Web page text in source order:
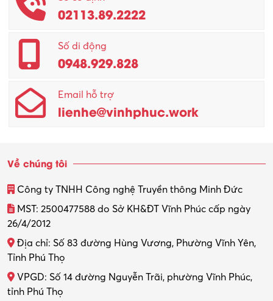
Promotion Girl (PG)
Quản lý – Giám đốc
Quản lý chất lượng – QC
Quản lý sản xuất
Quản trị kinh doanh
Thiết kế nội thất
Thợ máy – Ô tô – Xe máy
Thực tập
02113.89.2222
Số di động
0948.929.828
Email hỗ trợ
lienhe@vinhphuc.work
Về chúng tôi
Công ty TNHH Công nghệ Truyền thông Minh Đức
MST: 2500477588 do Sở KH&ĐT Vĩnh Phúc cấp ngày
26/4/2012
Địa chỉ: Số 83 đường Hùng Vương, Phường Vĩnh Yên,
Tỉnh Phú Thọ
VPGD: Số 14 đường Nguyễn Trãi, phường Vĩnh Phúc,
tỉnh Phú Thọ